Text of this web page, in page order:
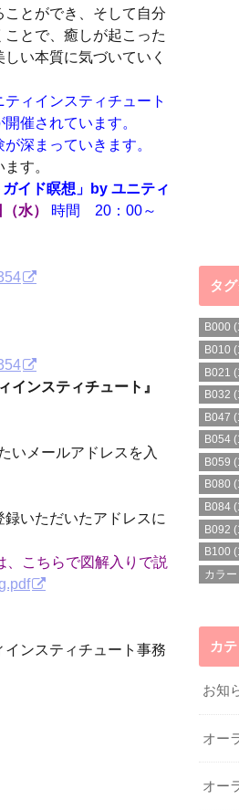
とができ、そして自分
とで、癒しが起こった
い本質に気づいていく
ィインスティチュート
催されています。
深まっていきます。
す。
イド瞑想」by ユニティ
水）
時間 20：00～
インスティチュート』
いメールアドレスを入
いただいたアドレスに
こちらで図解入りで説
ンスティチュート事務
タ
B000
B010
B021
B032
B047
B054
B059
B080
B084
B092
B100
カラ
カ
お知
オー
オー